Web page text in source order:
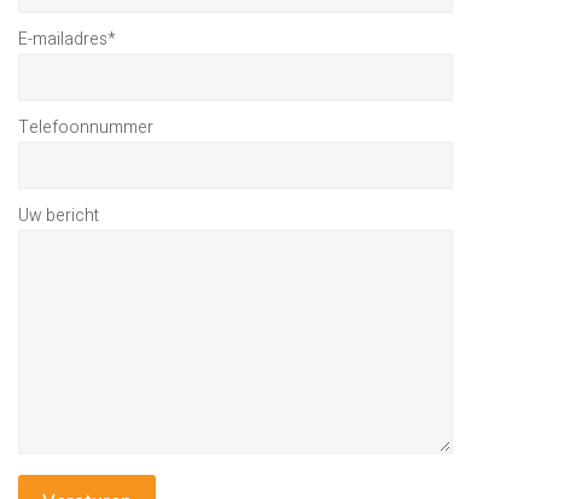
E-mailadres*
Telefoonnummer
Uw bericht